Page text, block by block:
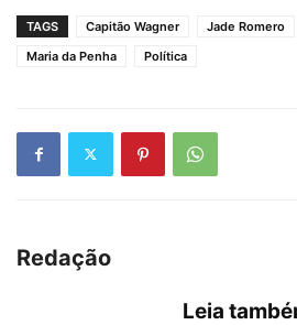
TAGS Capitão Wagner Jade Romero
Maria da Penha
Política
Redação
Leia